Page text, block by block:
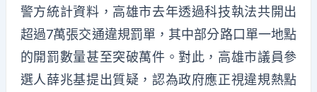
警方統計資料，高雄市去年透過科技執法共開出
超過7萬張交通違規罰單，其中部分路口單一地點
的開罰數量甚至突破萬件。對此，高雄市議員參
選人薛兆基提出質疑，認為政府應正視違規熱點